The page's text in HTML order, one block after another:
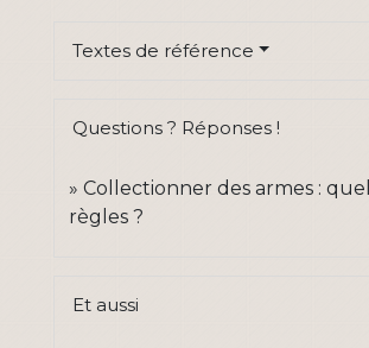
Textes de référence
Questions ? Réponses !
Collectionner des armes :
règles ?
Et aussi